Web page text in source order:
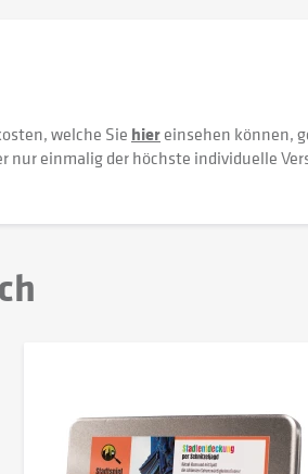
welche Sie hiereinsehen können,
nur einmalig der höchste individuelle